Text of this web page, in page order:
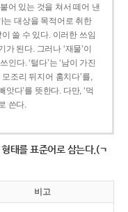
어 있는 것을 쳐서 떼어 낸
는 대상을 목적어로 취한
쓸 수 있다. 이러한 쓰임
된다. 그러나 ‘재물’이
다. ‘털다’는 ‘남이 가진
조리 뒤지어 훔치다’를,
앗다’를 뜻한다. 다만, ‘먹
쓴다.
태를 표준어로 삼는다.(ㄱ
비고